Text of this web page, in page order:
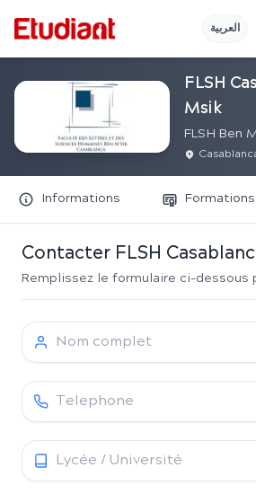
العربية
FLSH
Msik
FLSH Ben
Informations Formations
Contacter FLSH
Remplissez le formulaire ci-dessous